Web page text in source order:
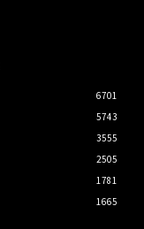
6701
5743
3555
2505
1781
1665